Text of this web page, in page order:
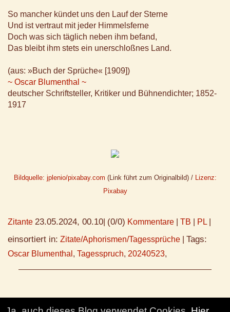
So mancher kündet uns den Lauf der Sterne
Und ist vertraut mit jeder Himmelsferne
Doch was sich täglich neben ihm befand,
Das bleibt ihm stets ein unerschloßnes Land.
(aus: »Buch der Sprüche« [1909])
~ Oscar Blumenthal ~
deutscher Schriftsteller, Kritiker und Bühnendichter; 1852-
1917
Bildquelle: jplenio/pixabay.com (Link führt zum Originalbild) / Lizenz:
Pixabay
Zitante 23.05.2024, 00.10 (0/0) Kommentare TB PL
einsortiert in: Zitate/Aphorismen/Tagessprüche Tags:
Oscar Blumenthal , Tagesspruch, 20240523,